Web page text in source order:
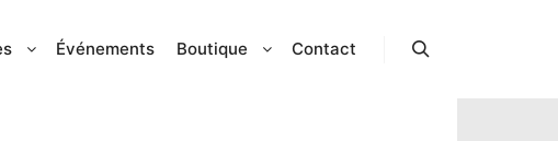
Événements Boutique Contact